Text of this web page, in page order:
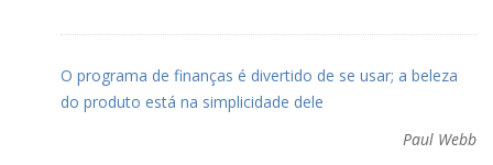
O programa de finanças é divertido de se usar; a beleza
do produto está na simplicidade dele
Paul Webb